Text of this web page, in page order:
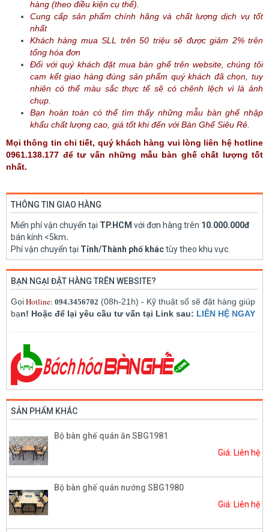
hàng (theo điều kiện cụ thể).
Cung cấp sản phẩm chính hãng và chất lượng dịch vụ tốt
nhất
Khách hàng mua SLL trên 50 triệu sẽ được giảm 2% trên
tổng hóa đơn
Đối với quý khách đặt mua bàn ghế trên website, chúng tôi
cam kết giao hàng đúng sản phẩm quý khách đã chọn, tuy
nhiên có thể màu sắc thực tế sẽ có chênh lệch vì là ảnh
chụp.
Bạn hoàn toàn có thể tìm thấy những mẫu bàn ghế nhập
khẩu chất lượng cao, giá tốt khi đến với Bàn Ghế Siêu Rẻ.
Mọi thông tin chi tiết, quý khách hàng vui lòng liên hệ hotline
0961.138.177 để tư vấn những mẫu bàn ghế chất lượng tốt
nhất.
THÔNG TIN GIAO HÀNG
Miển phí vận chuyển tại TP.HCM với đơn hàng trên 10.000.000đ
bán kính <5km.
Phí vận chuyển tại Tỉnh/Thành phố kháctùy theo khu vực.
BẠN NGẠI ĐẶT HÀNG TRÊN WEBSITE?
GọiHotline: 094.3456702 (08h-21h) - Kỹ thuật số sẽ đặt hàng giúp
bạn! Hoặc để lại yêu cầu tư vấn tại Link sau: LIÊN HỆ NGAY
SẢN PHẨM KHÁC
Bộ bàn ghế quán ăn SBG1981
Giá: Liên hệ
Bộ bàn ghế quán nướng SBG1980
Giá: Liên hệ